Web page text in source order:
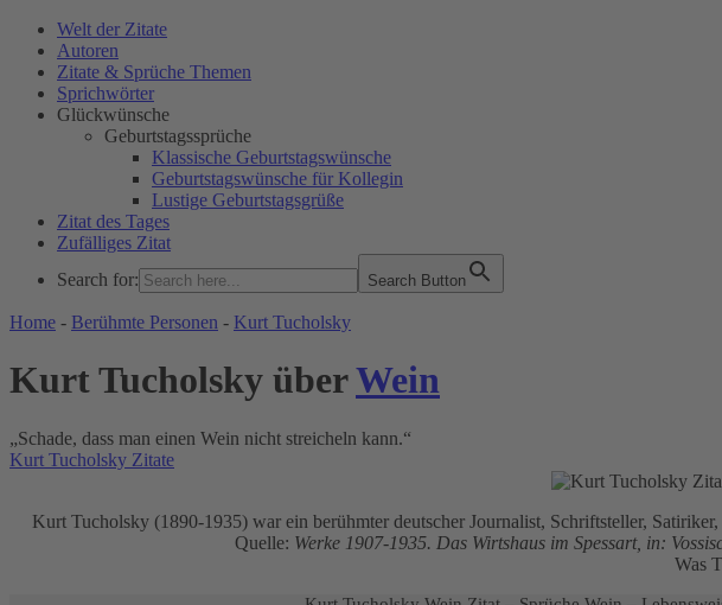
Welt der Zitate
Autoren
Zitate & Sprüche Themen
Sprichwörter
Glückwünsche
Geburtstagssprüche
Klassische Geburtstagswünsche
Geburtstagswünsche für Kollegin
Lustige Geburtstagsgrüße
Zitat des Tages
Zufälliges Zitat
Search for:
Search Button
WELT DER ZITATE
Home - Berühmte Personen - Kurt Tucholsky
Kurt Tucholsky überWein
„Schade, dass man einen Wein nicht streicheln kann.“
Kurt Tucholsky Zitate
Kurt Tucholsky (1890-1935) war ein berühmter deutscher Journalist, Schriftsteller,
Quelle: Werke 1907-1935. Das Wirtshaus im Spessart, in:
Was